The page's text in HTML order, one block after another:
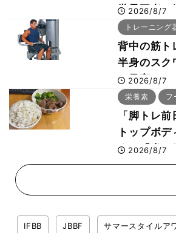
世界王者・
事・睡眠・
2026/8/7
トレーニング
背中の筋ト
半身のスク
た最高マシ
プルオーバ
2026/8/7
栄養素 フ
「脚トレ
トップボ
する「米＋
回復メシと
2026/8/7
IFBB JBBF サマースタイルア